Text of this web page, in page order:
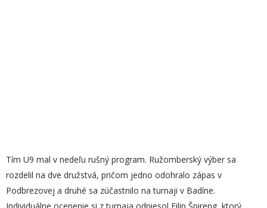
Tím U9 mal v nedeľu rušný program. Ružomberský výber sa
rozdelil na dve družstvá, pričom jedno odohralo zápas v
Podbrezovej a druhé sa zúčastnilo na turnaji v Badíne.